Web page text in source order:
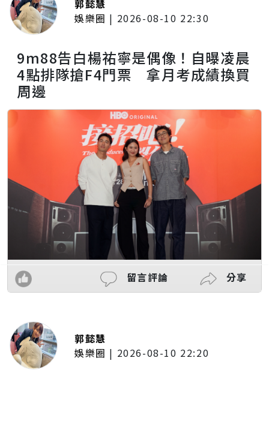
郭懿慧
娛樂圈 | 2026-08-10 22:30
9m88告白楊祐寧是偶像！自曝凌晨
4點排隊搶F4門票 拿月考成績換買
周邊
留言評論 分享
郭懿慧
娛樂圈 | 2026-08-10 22:20